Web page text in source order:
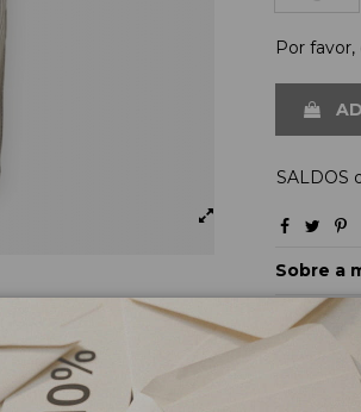
Por
SALDOS
Sobre a
Envios